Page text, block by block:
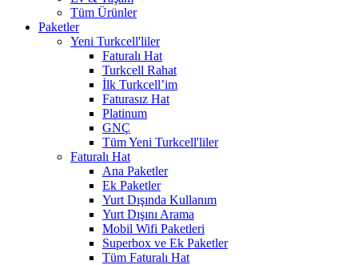
Tüm Ürünler
Paketler
Yeni Turkcell'liler
Faturalı Hat
Turkcell Rahat
İlk Turkcell’im
Faturasız Hat
Platinum
GNÇ
Tüm Yeni Turkcell'liler
Faturalı Hat
Ana Paketler
Ek Paketler
Yurt Dışında Kullanım
Yurt Dışını Arama
Mobil Wifi Paketleri
Superbox ve Ek Paketler
Tüm Faturalı Hat